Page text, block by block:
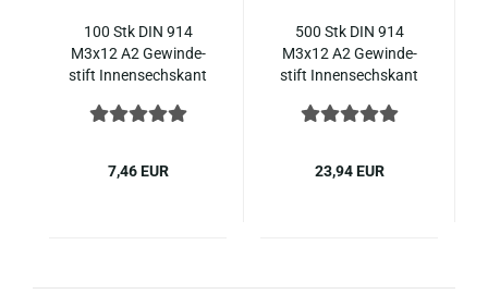
100 Stk DIN 914
M3x12 A2 Ge­win­de­
stift In­nen­sechs­kant
ISO 4027
7,46 EUR
500 Stk DIN 914
M3x12 A2 Ge­win­de­
stift In­nen­sechs­kant
ISO 4027
23,94 EUR